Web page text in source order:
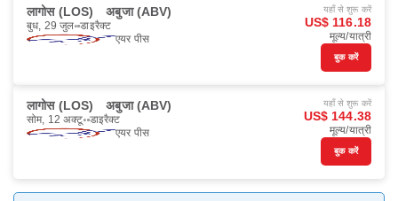
लागोस (LOS) अबुजा (ABV)
बुध, 29 जुल॰ डाइरैक्ट
एयर पीस
यहाँ से शुरू करें
US$ 116.18
मूल्य/यात्री
बुक करें
लागोस (LOS) अबुजा (ABV)
सोम, 12 अक्टू॰ डाइरैक्ट
एयर पीस
यहाँ से शुरू करें
US$ 144.38
मूल्य/यात्री
बुक करें